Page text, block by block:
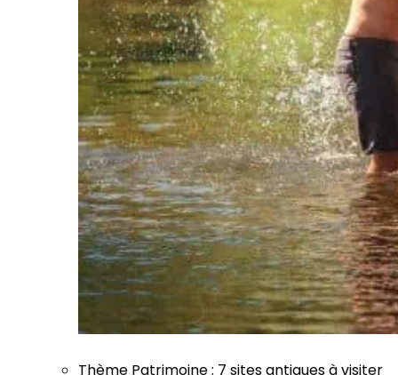
Thème Patrimoine: 7 sites antiques à visiter